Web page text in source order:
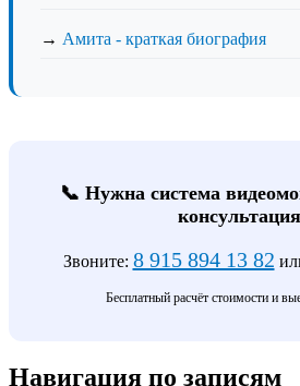
→ Амита - краткая биография
📞 Нужна система
Звоните: 8 915 894 13 82
Бесплатный расчёт стоимости и
Навигация по записям